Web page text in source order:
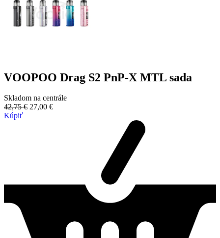
VOOPOO Drag S2 PnP-X MTL sada
Skladom na centrále
42,75 € 27,00 €
Kúpiť